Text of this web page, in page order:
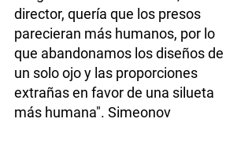
director, quería que los presos
parecieran más humanos, por lo
que abandonamos los diseños de
un solo ojo y las proporciones
extrañas en favor de una silueta
más humana". Simeonov